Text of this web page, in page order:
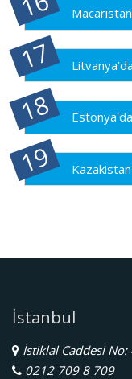
İstanbul
İstiklal Caddesi
0212 709 8 709